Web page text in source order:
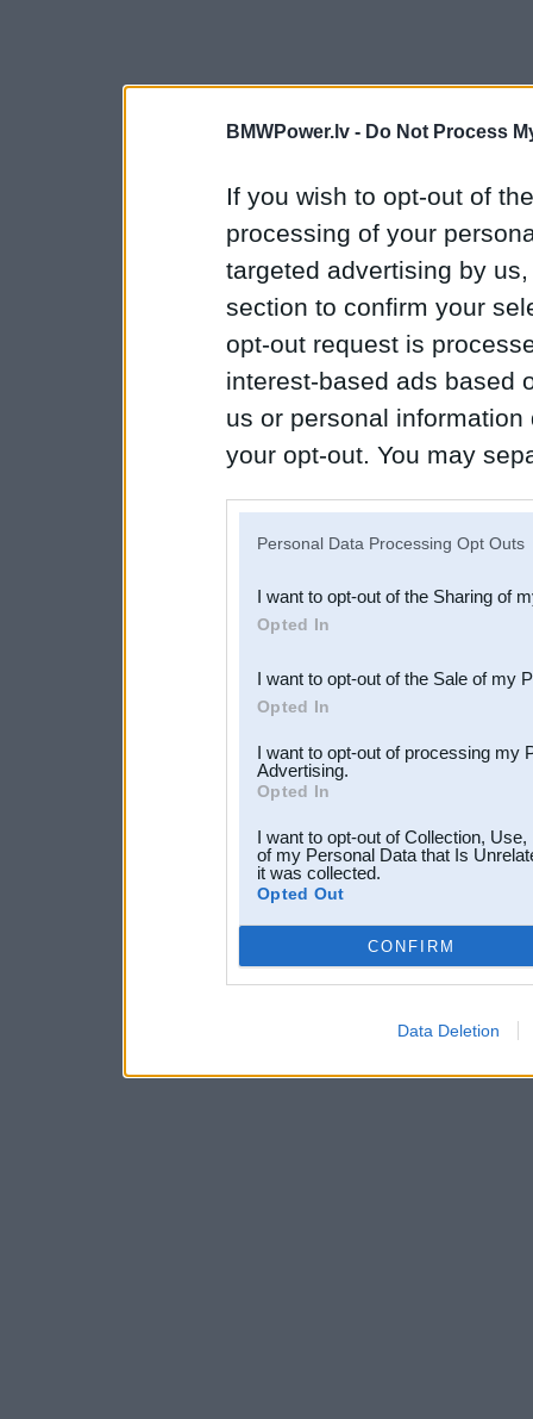
BMWPower.lv - Do Not Process
If you wish to opt-out of
processing of your
targeted advertising by
section to confirm your
opt-out request is
interest-based ads based
us or personal
your opt-out. You may
Downstream Participants
third parties.
Personal Data Processing Opt Outs
I want to opt-out of the Sharing of
Opted In
I want to opt-out of the Sale of my
Opted In
I want to opt-out of processing my
Advertising.
Opted In
I want to opt-out of Collection,
of my Personal Data that Is
it was collected.
Opted Out
CONFIRM
Data Deletion